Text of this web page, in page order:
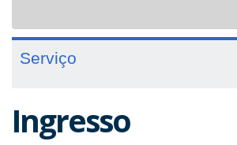
Serviço
Ingresso